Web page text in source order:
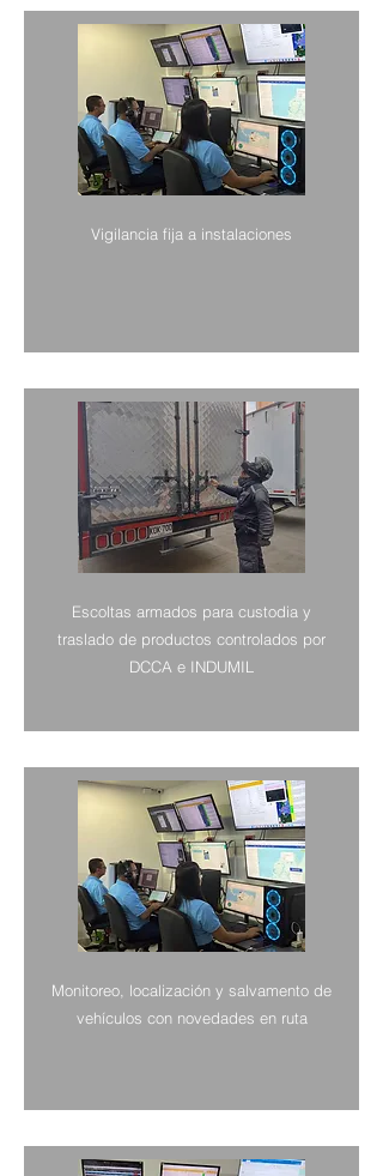
Vigilancia fija a instalaciones
Escoltas armados para custodia y
traslado de productos controlados por
DCCA e INDUMIL
Monitoreo, localización y salvamento de
vehículos con novedades en ruta